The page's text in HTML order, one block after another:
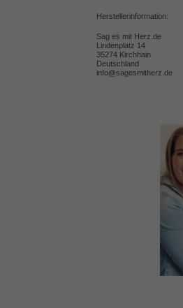
Herstellerinformation:
Sag es mit Herz.de
Lindenplatz 14
35274 Kirchhain
Deutschland
info@sagesmitherz.de